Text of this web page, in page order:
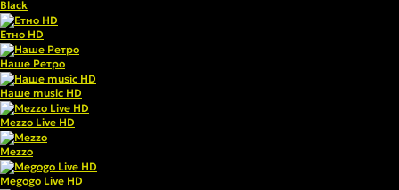
Black
Етно HD
Наше Ретро
Наше music HD
Mezzo Live HD
Mezzo
Megogo Live HD